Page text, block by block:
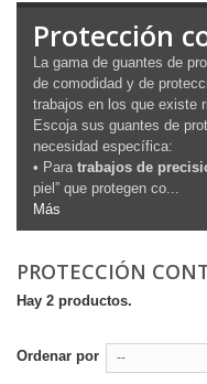
Protección
La gama de guantes de
de comodidad y de
trabajos en los que existe
Escoja sus guantes de
necesidad específica:
• Para trabajos de
piel” que protegen co...
Más
PROTECCIÓN
Hay 2 productos.
Ordenar por --